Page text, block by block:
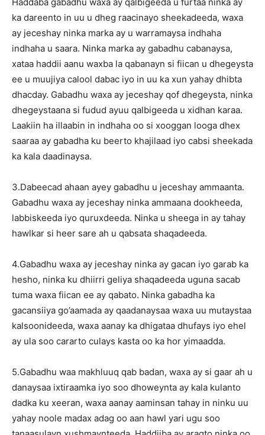
ka dareento in uu u dheg raacinayo sheekadeeda, waxa
ay jeceshay ninka marka ay u warramaysa indhaha
indhaha u saara. Ninka marka ay gabadhu cabanaysa,
xataa haddii aanu waxba la qabanayn si fiican u dhegeysta
ee u muujiya calool dabac iyo in uu ka xun yahay dhibta
dhacday. Gabadhu waxa ay jeceshay qof dhegeysta, ninka
dhegeystaana si fudud ayuu qalbigeeda u xidhan karaa.
Laakiin ha illaabin in indhaha oo si xooggan looga dhex
saaraa ay gabadha ku beerto khajilaad iyo cabsi sheekada
ka kala daadinaysa.
3.Dabeecad ahaan ayey gabadhu u jeceshay ammaanta.
Gabadhu waxa ay jeceshay ninka ammaana dookheeda,
labbiskeeda iyo quruxdeeda. Ninka u sheega in ay tahay
hawlkar si heer sare ah u qabsata shaqadeeda.
4.Gabadhu waxa ay jeceshay ninka ay gacan iyo garab ka
hesho, ninka ku dhiirri geliya shaqadeeda uguna sacab
tuma waxa fiican ee ay qabato. Ninka gabadha ka
gacansiiya go’aamada ay qaadanaysaa waxa uu mutaystaa
kalsoonideeda, waxa aanay ka dhigataa dhufays iyo ehel
ay ula soo cararto culays kasta oo ka hor yimaadda.
5.Gabadhu waa makhluuq qab badan, waxa ay si gaar ah u
danaysaa ixtiraamka iyo soo dhoweynta ay kala kulanto
dadka ku xeeran, waxa aanay aaminsan tahay in ninku uu
yahay noole madax adag oo aan hawl yari ugu soo